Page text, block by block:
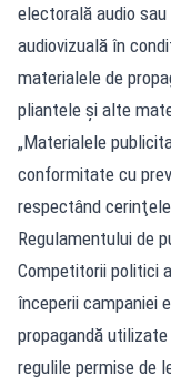
electorală audio
audiovizuală în
materialele de
pliantele şi alte
„Materialele
conformitate cu
respectând
Regulamentului de
Competitorii politici
începerii campaniei
propagandă
regulile permise de